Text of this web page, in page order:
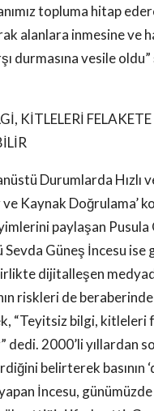
topluma hitap
alanlara inmesine ve
durmasına vesile
KİTLELERİ FELAKETE
Durumlarda Hızlı
Kaynak Doğrulama’
paylaşan Pusula
Güneş İncesu ise
dijitalleşen
riskleri de
“Teyitsiz bilgi, kitleleri
dedi. 2000’li yıllardan
belirterek basının
İncesu,